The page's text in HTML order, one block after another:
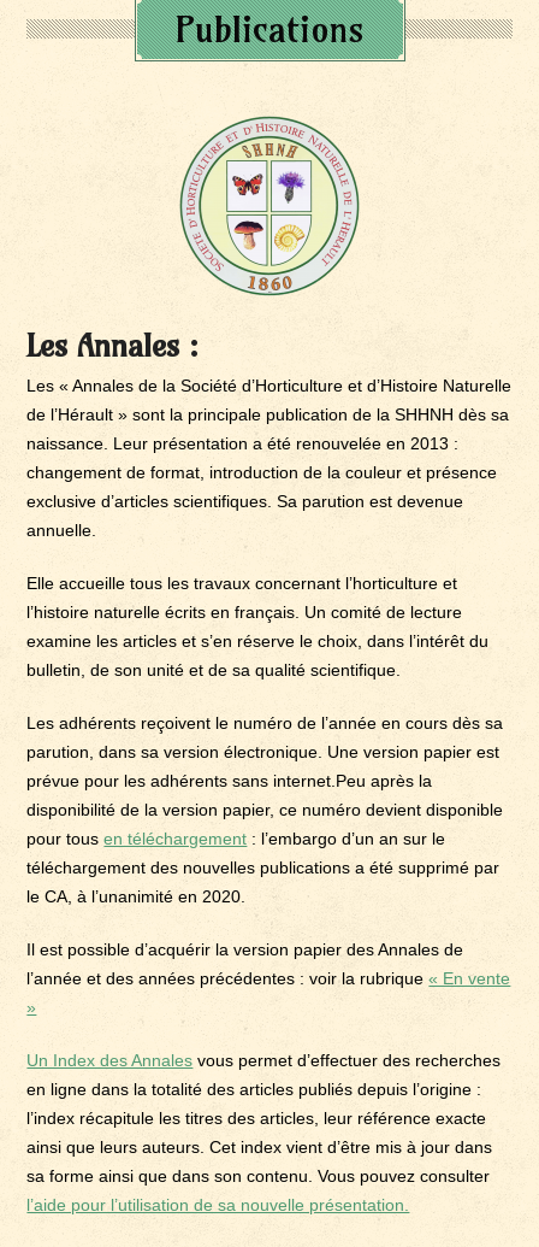
Publications
Les Annales :
Les « Annales de la Société d’Horticulture et d’Histoire Naturelle
de l’Hérault » sont la principale publication de la SHHNH dès sa
naissance. Leur présentation a été renouvelée en 2013 :
changement de format, introduction de la couleur et présence
exclusive d’articles scientifiques. Sa parution est devenue
annuelle.
Elle accueille tous les travaux concernant l’horticulture et
l’histoire naturelle écrits en français. Un comité de lecture
examine les articles et s’en réserve le choix, dans l’intérêt du
bulletin, de son unité et de sa qualité scientifique.
Les adhérents reçoivent le numéro de l’année en cours dès sa
parution, dans sa version électronique. Une version papier est
prévue pour les adhérents sans internet.Peu après la
disponibilité de la version papier, ce numéro devient disponible
pour tousen téléchargement : l’embargo d’un an sur le
téléchargement des nouvelles publications a été supprimé par
le CA, à l’unanimité en 2020.
Il est possible d’acquérir la version papier des Annales de
l’année et des années précédentes : voir la rubrique« En vente
»
Un Index des Annales vous permet d’effectuer des recherches
en ligne dans la totalité des articles publiés depuis l’origine :
l’index récapitule les titres des articles, leur référence exacte
ainsi que leurs auteurs. Cet index vient d’être mis à jour dans
sa forme ainsi que dans son contenu. Vous pouvez consulter
l’aide pour l’utilisation de sa nouvelle présentation.